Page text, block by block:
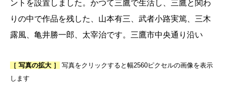
ントを設置しました。かつて三鷹で生活し、三鷹と関わ
りの中で作品を残した、山本有三、武者小路実篤、三木
露風、亀井勝一郎、太宰治です。三鷹市中央通り沿い
［ 写真の拡大 ］
写真をクリックすると幅2560ピクセルの画像を表示
します